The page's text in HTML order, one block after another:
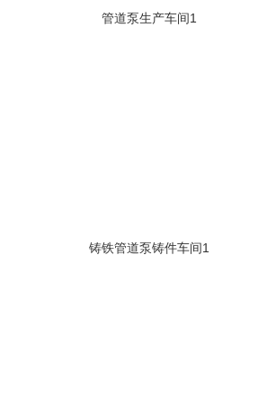
管道泵生产车间1
铸铁管道泵铸件车间1